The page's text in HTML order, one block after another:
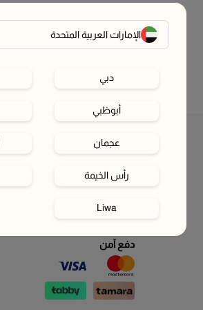
الإمارات العربية المتحدة
دبي
أبوظبي
عجمان
رأس الخيمة
Liwa
دفع آمن